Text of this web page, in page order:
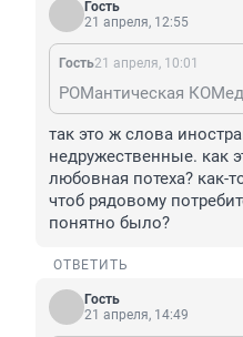
Гость
21 апреля, 12:55
Гость21 апреля, 10:01
РОМантическая
так это ж слова
недружественные. как
любовная потеха? как-
чтоб рядовому
понятно было?
ОТВЕТИТЬ
Гость
21 апреля, 14:49